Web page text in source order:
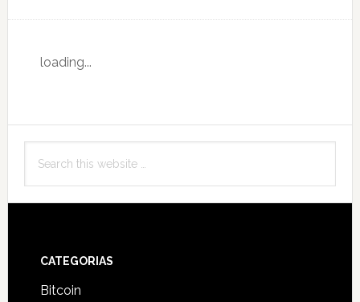
loading...
Primary
Sidebar
this
Footer
CATEGORIAS
Bitcoin